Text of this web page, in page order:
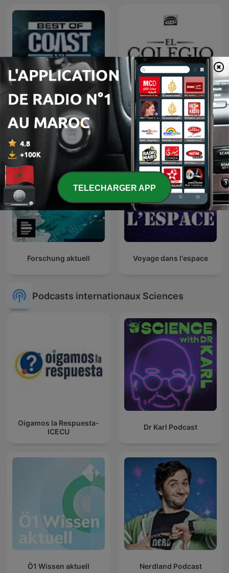
The Best of Coast to Coast
AM
El colegio invisible
Forschung aktuell Voyage dans l'espace
Podcasts internationaux Sciences
Oigamos la Respuesta-
ICECU
Dr Karl Podcast
Ö1 Wissen aktuell Nerdland Podcast
TELECHARGER APP